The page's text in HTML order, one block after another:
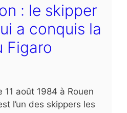
: le skipper
a conquis la
Figaro
11 août 1984 à Rouen
l’un des skippers les